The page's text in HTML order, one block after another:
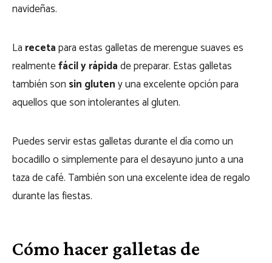
navideñas.
La recetapara estas galletas de merengue suaves es
realmentefácil y rápidade preparar. Estas galletas
también son sin gluteny una excelente opción para
aquellos que son intolerantes al gluten.
Puedes servir estas galletas durante el día como un
bocadillo o simplemente para el desayuno junto a una
taza de café. También son una excelente idea de regalo
durante las fiestas.
Cómo hacer galletas de